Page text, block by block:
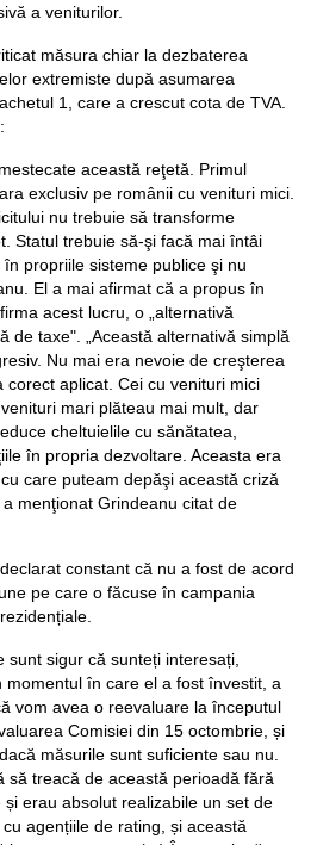
a veniturilor.
măsura chiar la dezbaterea
extremiste după asumarea
1, care a crescut cota de TVA.
această reţetă. Primul
exclusiv pe românii cu venituri mici.
nu trebuie să transforme
Statul trebuie să-şi facă mai întâi
propriile sisteme publice şi nu
El a mai afirmat că a propus în
acest lucru, o „alternativă
de taxe". „Această alternativă simplă
Nu mai era nevoie de creşterea
corect aplicat. Cei cu venituri mici
mari plăteau mai mult, dar
cheltuielile cu sănătatea,
în propria dezvoltare. Aceasta era
care puteam depăşi această criză
menţionat Grindeanu citat de
constant că nu a fost de acord
pe care o făcuse în campania
sunt sigur că sunteți interesați,
în care el a fost învestit, a
vom avea o reevaluare la începutul
Comisiei din 15 octombrie, și
măsurile sunt suficiente sau nu.
să treacă de această perioadă fără
erau absolut realizabile un set de
agențiile de rating, și această